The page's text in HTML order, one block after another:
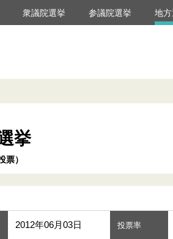
衆議院選挙 参議院選挙 地
挙
票）
2012年06月03日 投票率